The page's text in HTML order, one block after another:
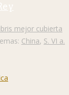
mejor cubierta
China, S. VI a.